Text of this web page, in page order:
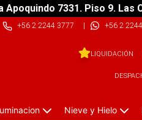
Apoquindo 7331. Piso 9. Las
+56 2 2244 3777 | +56 2
LIQUIDACIÓN
Nieve y Hielo